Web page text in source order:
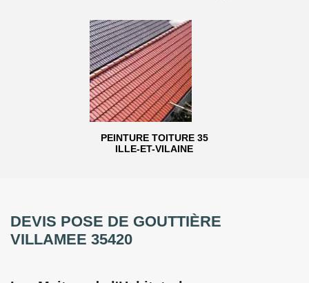
PEINTURE TOITURE 35
ILLE-ET-VILAINE
DEVIS POSE DE GOUTTIÈRE
VILLAMEE 35420